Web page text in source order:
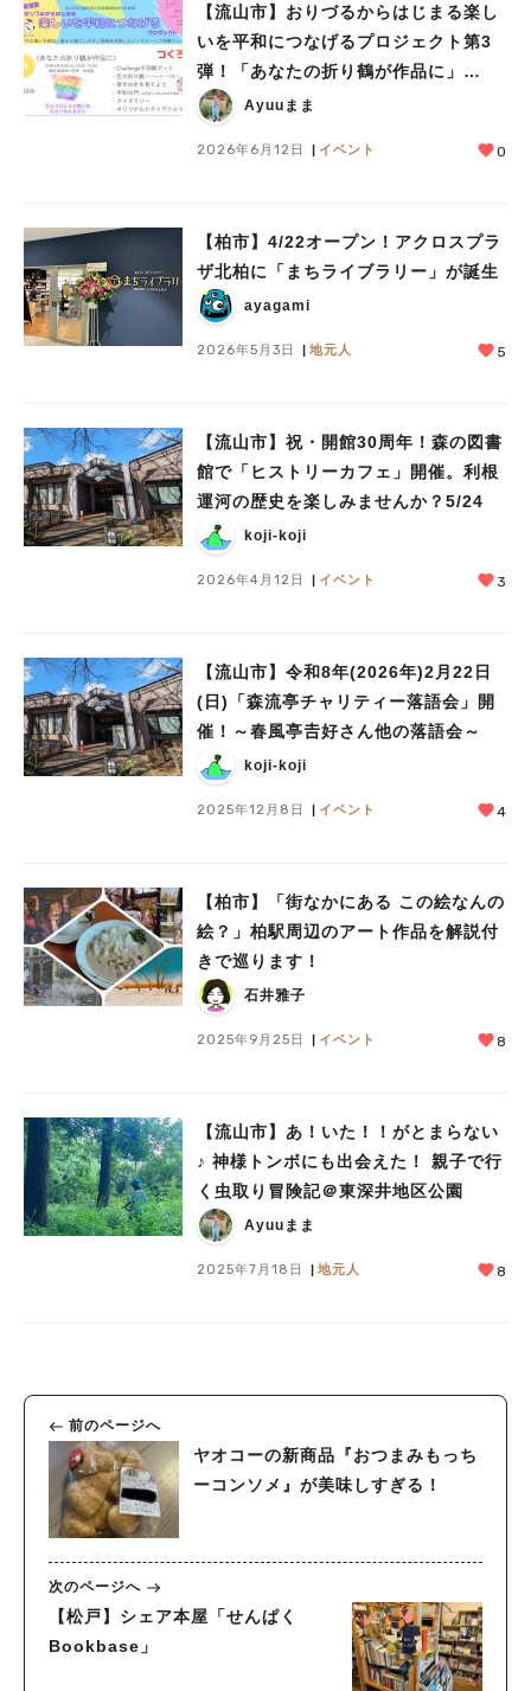
【流山市】おりづるからはじまる楽し
いを平和につなげるプロジェクト第3
弾！「あなたの折り鶴が作品に」
6/20(土)開催！
Ayuuまま
2026年6月12日 イベント 0
【柏市】4/22オープン！アクロスプラ
ザ北柏に「まちライブラリー」が誕生
ayagami
2026年5月3日 地元人 5
【流山市】祝・開館30周年！森の図書
館で「ヒストリーカフェ」開催。利根
運河の歴史を楽しみませんか？5/24
koji-koji
2026年4月12日 イベント 3
【流山市】令和8年(2026年)2月22日
(日)「森流亭チャリティー落語会」開
催！～春風亭𠮷好さん他の落語会～
koji-koji
2025年12月8日 イベント 4
【柏市】「街なかにある この絵なんの
絵？」柏駅周辺のアート作品を解説付
きで巡ります！
石井雅子
2025年9月25日 イベント 8
【流山市】あ！いた！！がとまらない
♪ 神様トンボにも出会えた！ 親子で行
く虫取り冒険記＠東深井地区公園
Ayuuまま
2025年7月18日 地元人 8
前のページへ
ヤオコーの新商品『おつまみもっち
ーコンソメ』が美味しすぎる！
次のページへ
【松戸】シェア本屋「せんぱく
Bookbase」
人気のキーワード
#ラーメン#ショッピング #カフェ #スイーツ